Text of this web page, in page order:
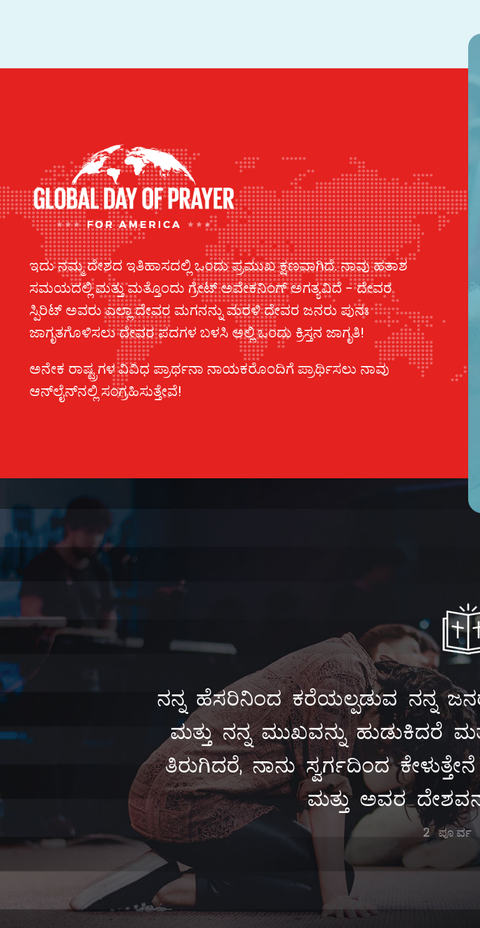
ಇದು ನಮ್ಮ ದೇಶದ ಇತಿಹಾಸದಲ್ಲಿ ಒಂದು ಪ್ರಮುಖ ಕ್ಷಣವಾಗಿದೆ. ನಾವು ಹತಾಶ
ಸಮಯದಲ್ಲಿ ಮತ್ತು ಮತ್ತೊಂದು ಗ್ರೇಟ್ ಅವೇಕನಿಂಗ್ ಅಗತ್ಯವಿದೆ - ದೇವರ
ಸ್ಪಿರಿಟ್ ಅವರು ಎಲ್ಲಾ ದೇವರ ಮಗನನ್ನು ಮರಳಿ ದೇವರ ಜನರು ಪುನಃ
ಜಾಗೃತಗೊಳಿಸಲು ದೇವರ ಪದಗಳ ಬಳಸಿ ಅಲ್ಲಿ ಒಂದು ಕ್ರಿಸ್ತನ ಜಾಗೃತಿ!
ಅನೇಕ ರಾಷ್ಟ್ರಗಳ ವಿವಿಧ ಪ್ರಾರ್ಥನಾ ನಾಯಕರೊಂದಿಗೆ ಪ್ರಾರ್ಥಿಸಲು ನಾವು
ಆನ್‌ಲೈನ್‌ನಲ್ಲಿ ಸಂಗ್ರಹಿಸುತ್ತೇವೆ!
ನನ್ನ ಹೆಸರಿನಿಂದ ಕರೆಯಲ್ಪಡುವ ನನ್ನ
ಮತ್ತು ನನ್ನ ಮುಖವನ್ನು ಹುಡುಕಿದರೆ
ತಿರುಗಿದರೆ, ನಾನು ಸ್ವರ್ಗದಿಂದ
ಮತ್ತು ಅವರ
2 ಪೂರ್ವ